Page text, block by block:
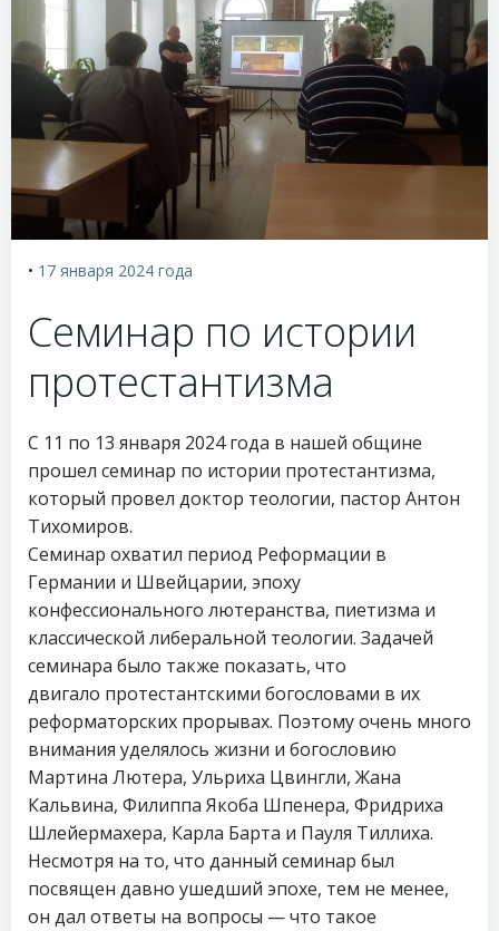
• 17 января 2024 года
Семинар по истории
протестантизма
С 11 по 13 января 2024 года в нашей общине
прошел семинар по истории протестантизма,
который провел доктор теологии, пастор Антон
Тихомиров.
Семинар охватил период Реформации в
Германии и Швейцарии, эпоху
конфессионального лютеранства, пиетизма и
классической либеральной теологии. Задачей
семинара было также показать, что
двигало протестантскими богословами в их
реформаторских прорывах. Поэтому очень много
внимания уделялось жизни и богословию
Мартина Лютера, Ульриха Цвингли, Жана
Кальвина, Филиппа Якоба Шпенера, Фридриха
Шлейермахера, Карла Барта и Пауля Тиллиха.
Несмотря на то, что данный семинар был
посвящен давно ушедший эпохе, тем не менее,
он дал ответы на вопросы — что такое